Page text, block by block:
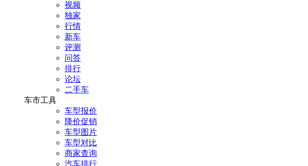
视频
独家
行情
新车
评测
问答
排行
论坛
二手车
车市工具
车型报价
降价促销
车型图片
车型对比
商家查询
汽车排行